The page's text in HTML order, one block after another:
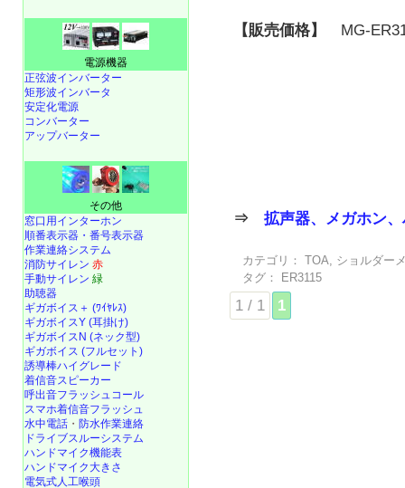
【販売価格】 MG-
⇒拡声器、メガホン
カテゴリ： TOA
ショルダー
タグ：
ER3115
1 / 1 1
電源機器
正弦波インバーター
矩形波インバータ
安定化電源
コンバーター
アップバーター
その他
窓口用インターホン
順番表示器・番号表示器
作業連絡システム
消防サイレン 赤
手動サイレン 緑
助聴器
ギガボイス＋ (ﾜｲﾔﾚｽ)
ギガボイスY (耳掛け)
ギガボイスN (ネック型)
ギガボイス (フルセット)
誘導棒ハイグレード
着信音スピーカー
呼出音フラッシュコール
スマホ着信音フラッシュ
水中電話 ・ 防水作業連絡
ドライブスルーシステム
ハンドマイク機能表
ハンドマイク大きさ
電気式人工喉頭